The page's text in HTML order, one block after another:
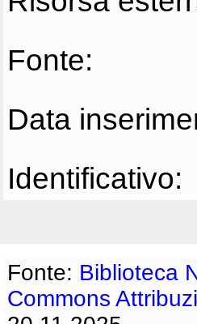
Fonte:
Data
Identificativo:
Fonte: Biblioteca
Commons